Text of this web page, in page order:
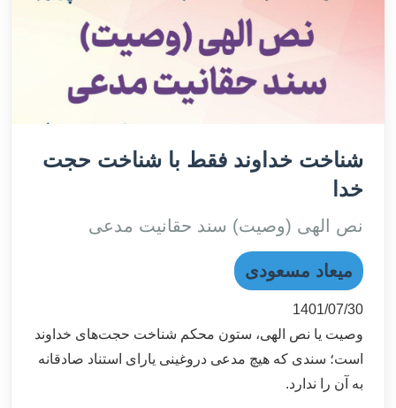
شناخت خداوند فقط با شناخت حجت
خدا
نص الهی (وصیت) سند حقانیت مدعی
میعاد مسعودی
1401/07/30
وصیت یا نص الهی، ستون محکم شناخت حجت‌های خداوند
است؛ سندی که هیچ مدعی دروغینی یارای استناد صادقانه
به آن را ندارد.